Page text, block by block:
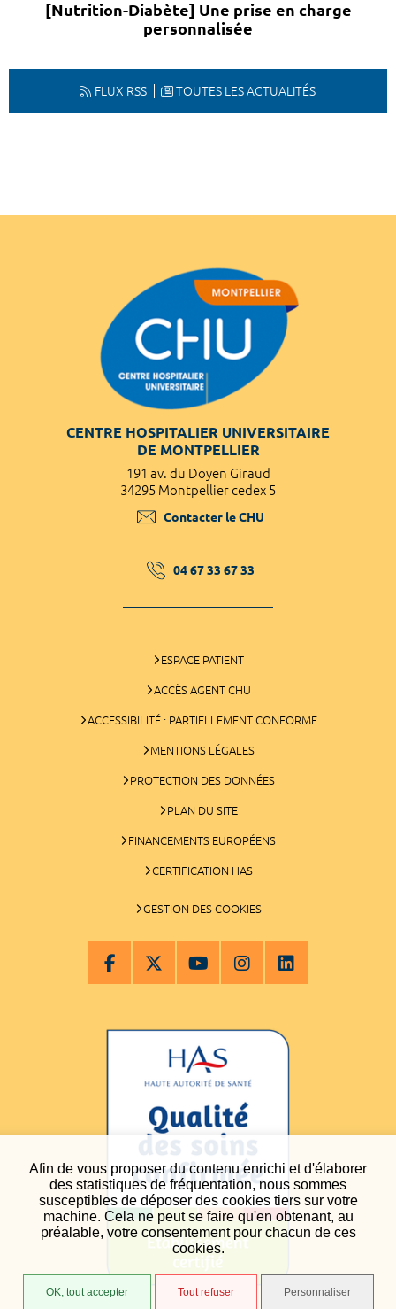
Afin de vous proposer du contenu enrichi et d'élaborer
des statistiques de fréquentation, nous sommes
susceptibles de déposer des cookies tiers sur votre
machine. Cela ne peut se faire qu'en obtenant, au
préalable, votre consentement pour chacun de ces
cookies.
OK, tout accepter Tout refuser Personnaliser
[Nutrition-Diabète] Une prise en charge
personnalisée
FLUX RSS TOUTES LES ACTUALITÉS
CENTRE HOSPITALIER UNIVERSITAIRE
DE MONTPELLIER
191 av. du Doyen Giraud
34295 Montpellier cedex 5
Contacter le CHU
04 67 33 67 33
ESPACE PATIENT
ACCÈS AGENT CHU
ACCESSIBILITÉ : PARTIELLEMENT CONFORME
MENTIONS LÉGALES
PROTECTION DES DONNÉES
PLAN DU SITE
FINANCEMENTS EUROPÉENS
CERTIFICATION HAS
GESTION DES COOKIES